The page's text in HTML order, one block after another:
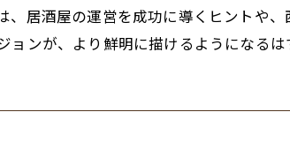
、居酒屋の運営を成功に導くヒントや
ンが、より鮮明に描けるようになるは